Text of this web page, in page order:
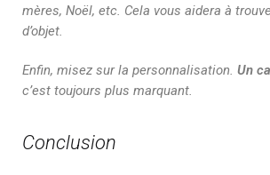
mères, Noël, etc. Cela vous aidera à
d’objet.
Enfin, misez sur la personnalisation. Un
c’est toujours plus marquant.
Conclusion